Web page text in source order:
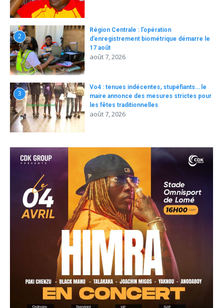
2
Région Centrale : l’opération
d’enregistrement biométrique démarre le
17 août
août 7, 2026
3
Vo4 : tenues indécentes, stupéfiants… le
maire annonce des mesures strictes pour
les fêtes traditionnelles
août 7, 2026